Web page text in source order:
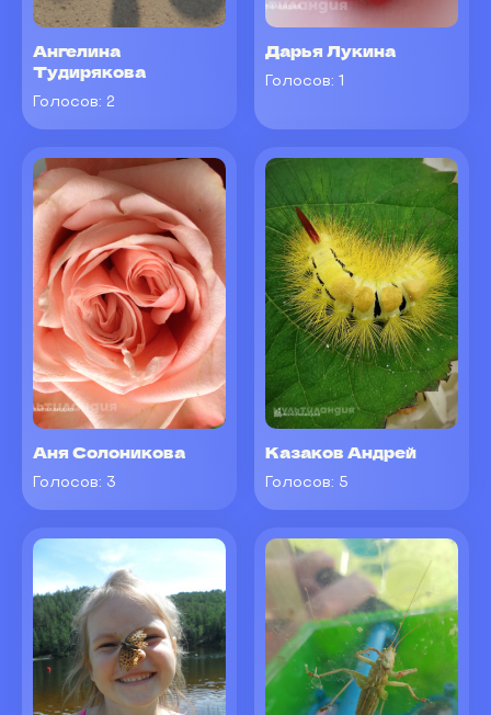
Ангелина
Тудирякова
Голосов: 2
Дарья Лукина
Голосов: 1
Аня Солоникова
Голосов: 3
Казаков Андрей
Голосов: 5